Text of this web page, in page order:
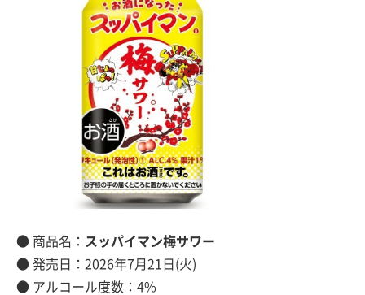
● 商品名： スッパイマン梅サワー
● 発売日：2026年7月21日(火)
● アルコール度数：4%